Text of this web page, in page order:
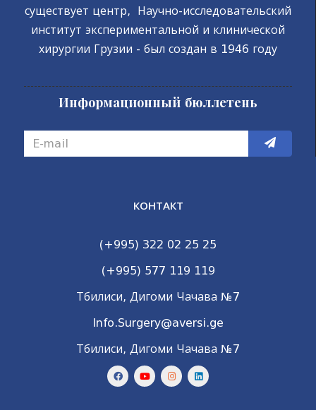
существует центр, Научно-исследовательский
институт экспериментальной и клинической
хирургии Грузии - был создан в 1946 году
Информационный бюллетень
КОНТАКТ
(+995) 322 02 25 25
(+995) 577 119 119
Тбилиси, Дигоми Чачава №7
Info.Surgery@aversi.ge
Тбилиси, Дигоми Чачава №7